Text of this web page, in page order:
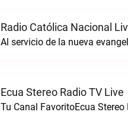
Radio Católica Nacional
Al servicio de la nueva
Ecua Stereo Radio TV Live
Tu Canal FavoritoEcua Stereo